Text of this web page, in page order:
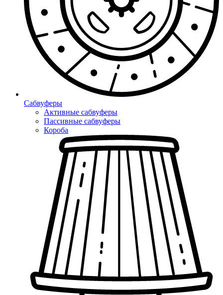
Сабвуферы
Активные сабвуферы
Пассивные сабвуферы
Короба